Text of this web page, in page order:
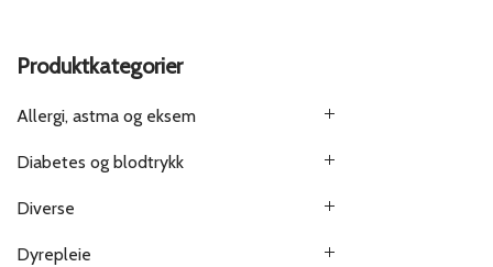
Produktkategorier
Allergi, astma og eksem
Diabetes og blodtrykk
Diverse
Dyrepleie